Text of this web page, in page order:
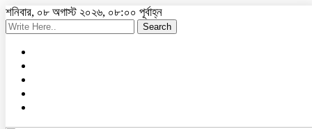
শনিবার, ০৮ অগাস্ট ২০২৬, ০৮:০০ পূর্বাহ্ন
Search